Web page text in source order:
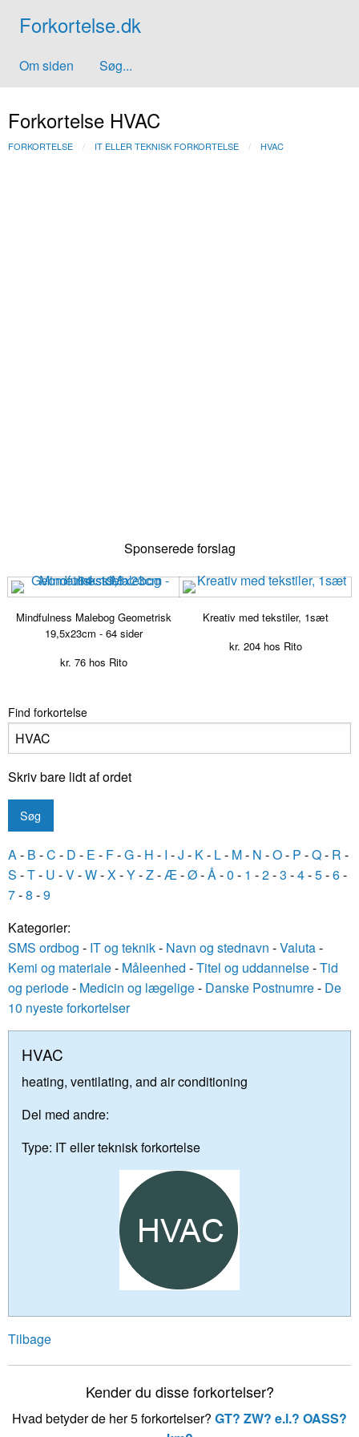
Forkortelse.dk
Om siden Søg...
Forkortelse HVAC
FORKORTELSE IT ELLER TEKNISK FORKORTELSE HVAC
Sponserede forslag
Mindfulness Malebog Geometrisk
19,5x23cm - 64 sider
kr. 76 hos Rito
Kreativ med tekstiler, 1sæt
kr. 204hos Rito
Find forkortelse
Skriv bare lidt af ordet
A- B -C - D - E - F-G- H - I -J - K- L- M- N -O- P -Q- R -
S -T- U -V-W-X-Y-Z-Æ-Ø-Å-0 - 1 -2-3 -4-5-6-
7-8 -9
Kategorier:
SMS ordbog - IT og teknik- Navn og stednavn -Valuta-
Kemi og materiale- Måleenhed -Titel og uddannelse-Tid
og periode- Medicin og lægelige- Danske Postnumre- De
10 nyeste forkortelser
HVAC
heating, ventilating, and air conditioning
Del med andre:
Type: IT eller teknisk forkortelse
Tilbage
Kender du disse forkortelser?
Hvad betyder de her 5 forkortelser? GT? ZW? e.l.? OASS?